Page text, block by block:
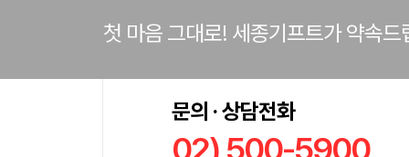
첫 마음 그대로! 세종기프트가 약속드
문의 · 상담전화